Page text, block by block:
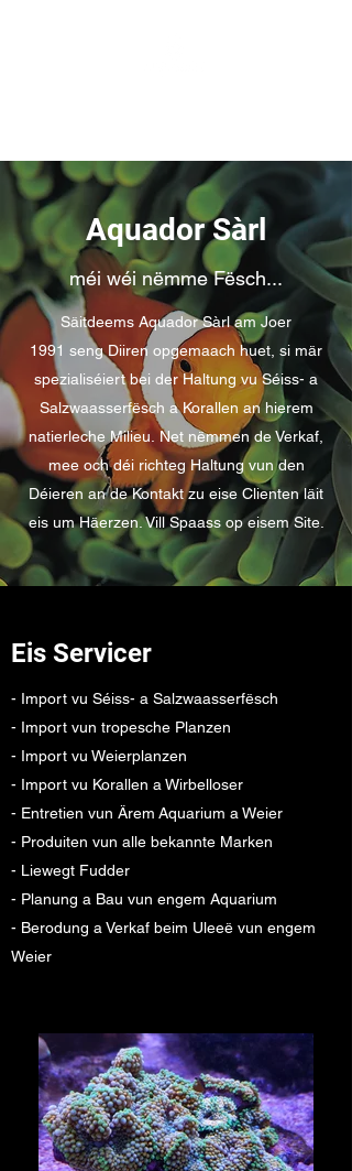
Aquador Sàrl
méi wéi nëmme Fësch...
Säitdeems Aquador Sàrl am Joer
1991 seng Diiren opgemaach huet, si mär
spezialiséiert bei der Haltung vu Séiss- a
Salzwaasserfësch a Korallen an hierem
natierleche Milieu. Net nëmmen de Verkaf,
mee och déi richteg Haltung vun den
Déieren an de Kontakt zu eise Clienten läit
eis um Häerzen. Vill Spaass op eisem Site.
Eis Servicer
- Import vu Séiss- a Salzwaasserfësch
- Import vun tropesche Planzen
- Import vu Weierplanzen
- Import vu Korallen a Wirbelloser
- Entretien vun Ärem Aquarium a Weier
- Produiten vun alle bekannte Marken
- Liewegt Fudder
- Planung a Bau vun engem Aquarium
- Berodung a Verkaf beim Uleeë vun engem
Weier